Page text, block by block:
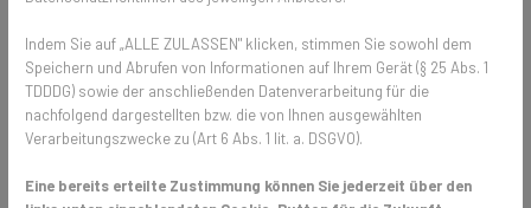
Unser anthrazitfarbenes Stabilotec (PAE) Gewebe besteht aus
kunststoffummanteltem Multifilament-Polyestergarn. Dieses
Material sorgt dafür, dass das Gewebe sehr reißfest ist. Mit einer
Maschenweite von 1,59 x 1,95 mm und einer projizierten Fadenstärke
hervorragende Luftdurchlässigkeit.
Indem Sie auf „ALLE ZULASSEN" klicken, stimmen Sie sowohl dem
Speichern und Abrufen von Informationen auf Ihrem Gerät (§ 25 Abs. 1
TDDDG) sowie der anschließenden Datenverarbeitung für die
nachfolgend dargestellten bzw. die von Ihnen ausgewählten
Verarbeitungszwecke zu (Art 6 Abs. 1 lit. a. DSGVO).
Eine bereits erteilte Zustimmung können Sie jederzeit über den